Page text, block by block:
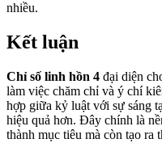
nhiều.
Kết luận
Chỉ số linh hồn 4 đại diện
làm việc chăm chỉ và ý chí
hợp giữa kỷ luật với sự sáng
hiệu quả hơn. Đây chính là
thành mục tiêu mà còn tạo ra